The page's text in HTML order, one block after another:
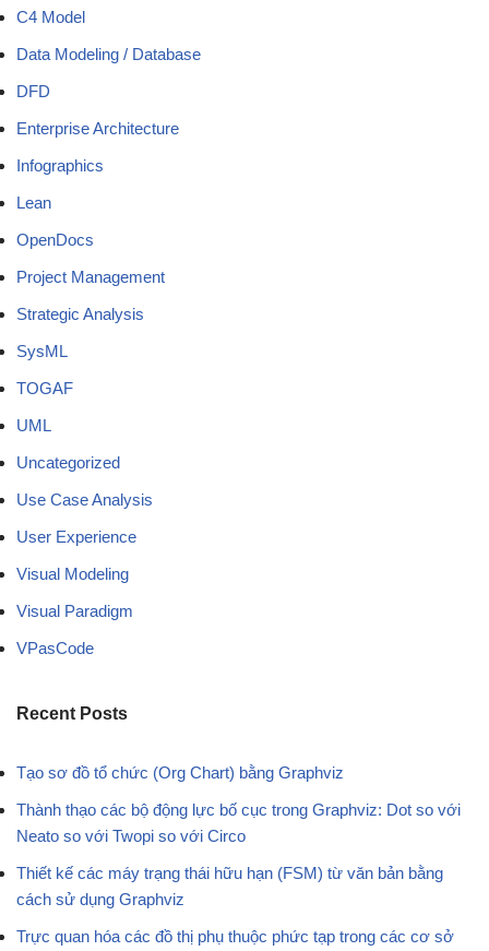
C4 Model
Data Modeling / Database
DFD
Enterprise Architecture
Infographics
Lean
OpenDocs
Project Management
Strategic Analysis
SysML
TOGAF
UML
Uncategorized
Use Case Analysis
User Experience
Visual Modeling
Visual Paradigm
VPasCode
Recent Posts
Tạo sơ đồ tổ chức (Org Chart) bằng Graphviz
Thành thạo các bộ động lực bố cục trong Graphviz: Dot so với
Neato so với Twopi so với Circo
Thiết kế các máy trạng thái hữu hạn (FSM) từ văn bản bằng
cách sử dụng Graphviz
Trực quan hóa các đồ thị phụ thuộc phức tạp trong các cơ sở